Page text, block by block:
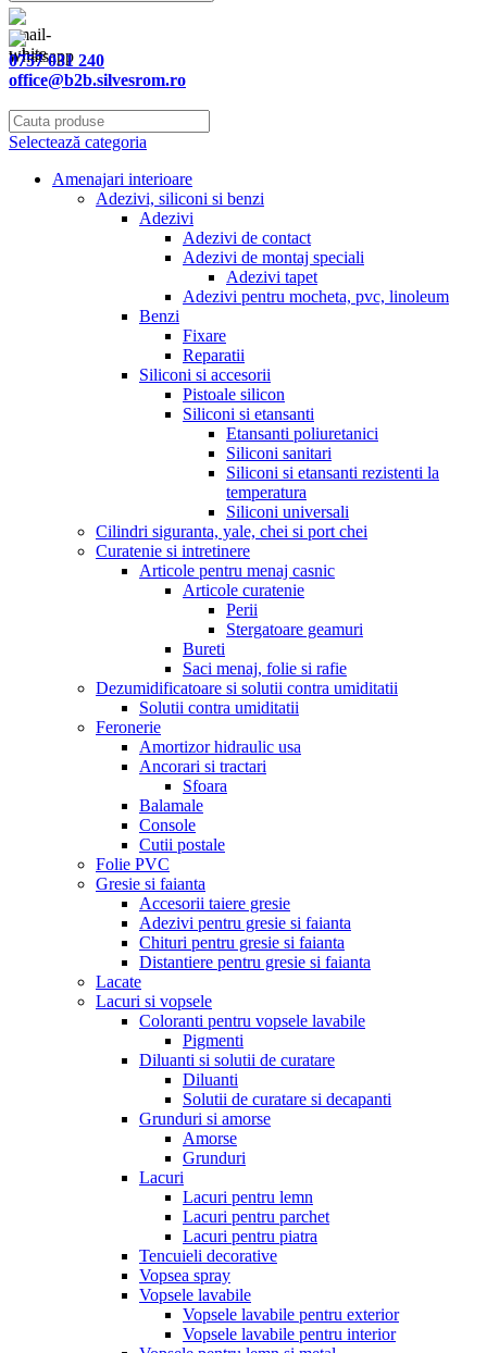
0757 031 240
office@b2b.silvesrom.ro
Selectează categoria
Amenajari interioare
Adezivi, siliconi si benzi
Adezivi
Adezivi de contact
Adezivi de montaj speciali
Adezivi tapet
Adezivi pentru mocheta, pvc, linoleum
Benzi
Fixare
Reparatii
Siliconi si accesorii
Pistoale silicon
Siliconi si etansanti
Etansanti poliuretanici
Siliconi sanitari
Siliconi si etansanti rezistenti la
temperatura
Siliconi universali
Cilindri siguranta, yale, chei si port chei
Curatenie si intretinere
Articole pentru menaj casnic
Articole curatenie
Perii
Stergatoare geamuri
Bureti
Saci menaj, folie si rafie
Dezumidificatoare si solutii contra umiditatii
Solutii contra umiditatii
Feronerie
Amortizor hidraulic usa
Ancorari si tractari
Sfoara
Balamale
Console
Cutii postale
Folie PVC
Gresie si faianta
Accesorii taiere gresie
Adezivi pentru gresie si faianta
Chituri pentru gresie si faianta
Distantiere pentru gresie si faianta
Lacate
Lacuri si vopsele
Coloranti pentru vopsele lavabile
Pigmenti
Diluanti si solutii de curatare
Diluanti
Solutii de curatare si decapanti
Grunduri si amorse
Amorse
Grunduri
Lacuri
Lacuri pentru lemn
Lacuri pentru parchet
Lacuri pentru piatra
Tencuieli decorative
Vopsea spray
Vopsele lavabile
Vopsele lavabile pentru exterior
Vopsele lavabile pentru interior